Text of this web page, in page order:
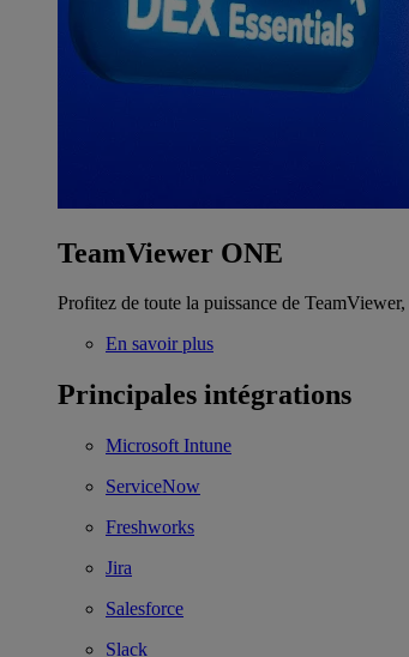
TeamViewer ONE
Profitez de toute la puissance de
En savoir plus
Principales intégrations
Microsoft Intune
ServiceNow
Freshworks
Jira
Salesforce
Slack